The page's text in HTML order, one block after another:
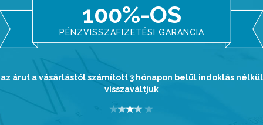
100%-OS
PÉNZVISSZAFIZETÉSI GARANCIA
az árut a vásárlástól számított 3 hónapon belül indoklás nélkül
visszaváltjuk